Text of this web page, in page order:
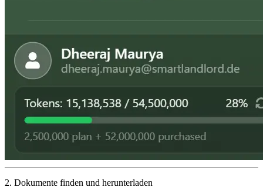
2. Dokumente finden und herunterladen